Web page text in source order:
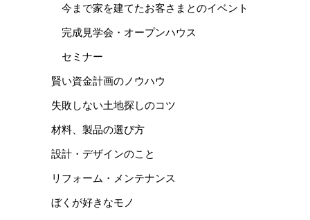
今まで家を建てたお客さまとのイベント
完成見学会・オープンハウス
セミナー
賢い資金計画のノウハウ
失敗しない土地探しのコツ
材料、製品の選び方
設計・デザインのこと
リフォーム・メンテナンス
ぼくが好きなモノ